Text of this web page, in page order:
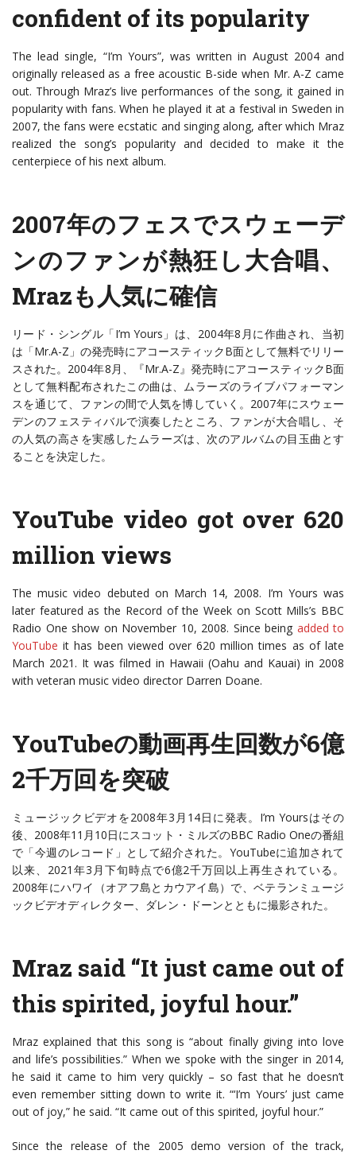
confident of its popularity
The lead single, “I’m Yours”, was written in August 2004 and
originally released as a free acoustic B-side when Mr. A-Z came
out. Through Mraz’s live performances of the song, it gained in
popularity with fans. When he played it at a festival in Sweden in
2007, the fans were ecstatic and singing along, after which Mraz
realized the song’s popularity and decided to make it the
centerpiece of his next album.
2007年のフェスでスウェーデ
ンのファンが熱狂し大合唱、
Mrazも人気に確信
リード・シングル「I’m Yours」は、2004年8月に作曲され、当初
は「Mr.A-Z」の発売時にアコースティックB面として無料でリリー
スされた。2004年8月、『Mr.A-Z』発売時にアコースティックB面
として無料配布されたこの曲は、ムラーズのライブパフォーマン
スを通じて、ファンの間で人気を博していく。2007年にスウェー
デンのフェスティバルで演奏したところ、ファンが大合唱し、そ
の人気の高さを実感したムラーズは、次のアルバムの目玉曲とす
ることを決定した。
YouTube video got over 620
million views
The music video debuted on March 14, 2008. I’m Yours was
later featured as the Record of the Week on Scott Mills’s BBC
Radio One show on November 10, 2008. Since being added to
YouTube it has been viewed over 620 million times as of late
March 2021. It was filmed in Hawaii (Oahu and Kauai) in 2008
with veteran music video director Darren Doane.
YouTubeの動画再生回数が6億
2千万回を突破
ミュージックビデオを2008年3月14日に発表。I’m Yoursはその
後、2008年11月10日にスコット・ミルズのBBC Radio Oneの番組
で「今週のレコード」として紹介された。YouTubeに追加されて
以来、2021年3月下旬時点で6億2千万回以上再生されている。
2008年にハワイ（オアフ島とカウアイ島）で、ベテランミュージ
ックビデオディレクター、ダレン・ドーンとともに撮影された。
Mraz said “It just came out of
this spirited, joyful hour.”
Mraz explained that this song is “about finally giving into love
and life’s possibilities.” When we spoke with the singer in 2014,
he said it came to him very quickly – so fast that he doesn’t
even remember sitting down to write it. “‘I’m Yours’ just came
out of joy,” he said. “It came out of this spirited, joyful hour.”
Since the release of the 2005 demo version of the track,